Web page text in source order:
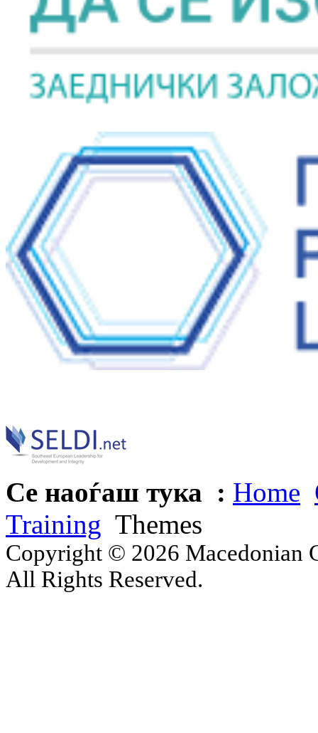
Се наоѓаш тука : Home
Training Themes
Copyright © 2026 Macedonian
All Rights Reserved.